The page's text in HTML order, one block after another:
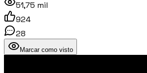
51,75 mil
924
28
Marcar como visto